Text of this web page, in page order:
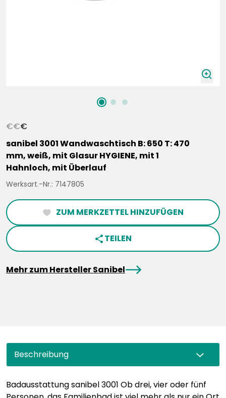
zoomIn
€€€
sanibel 3001 Wandwaschtisch B: 650 T: 470
mm, weiß, mit Glasur HYGIENE, mit 1
Hahnloch, mit Überlauf
Werksart.-Nr.: 7147805
heartFilled ZUM MERKZETTEL HINZUFÜGEN
share TEILEN
Mehr zum Hersteller SanibelarrowRight
Beschreibung
Badausstattung sanibel 3001 Ob drei, vier oder fünf